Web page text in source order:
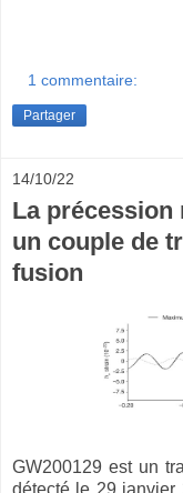
1 commentaire:
Partager
14/10/22
La précession
un couple de
fusion
GW200129 est un